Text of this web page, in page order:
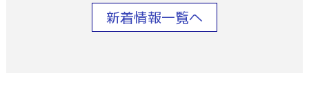
新着情報一覧へ